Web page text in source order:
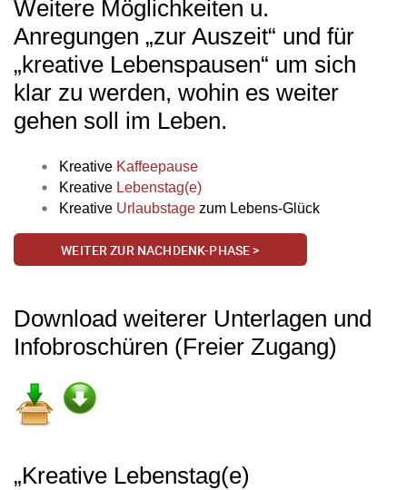
Weitere Möglichkeiten u.
Anregungen „zur Auszeit“ und für
„kreative Lebenspausen“ um sich
klar zu werden, wohin es weiter
gehen soll im Leben.
Kreative Kaffeepause
Kreative Lebenstag(e)
Kreative Urlaubstage zum Lebens-Glück
WEITER ZUR NACHDENK-PHASE >
Download weiterer Unterlagen und
Infobroschüren (Freier Zugang)
„Kreative Lebenstag(e)